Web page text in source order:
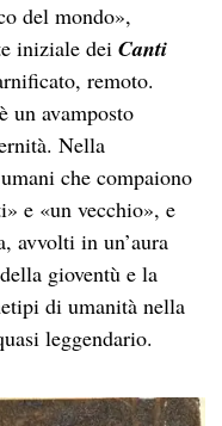
del mondo»,
iniziale deiCanti
remoto.
un avamposto
Nella
che compaiono
e «un vecchio», e
avvolti in un’aura
gioventù e la
di umanità nella
leggendario.